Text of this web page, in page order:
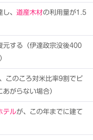
、 道産木材の利用量が1.5
元する（伊達政宗没後400
このころ対米比率9割でピ
がらない場合）
テルが、この年までに建て